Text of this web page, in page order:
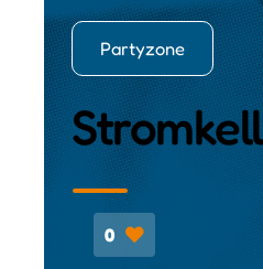
Partyzone
0